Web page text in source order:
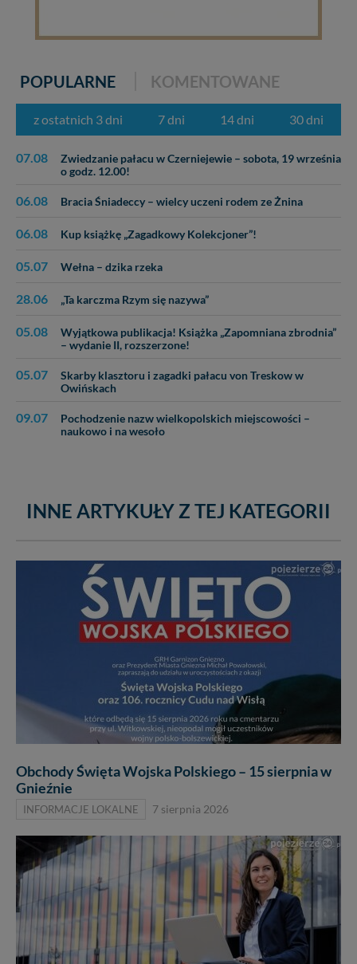
POPULARNE KOMENTOWANE
z ostatnich 3 dni 7 dni 14 dni 30 dni
07.08
Zwiedzanie pałacu w Czerniejewie – sobota, 19 września
o godz. 12.00!
06.08 Bracia Śniadeccy – wielcy uczeni rodem ze Żnina
06.08 Kup książkę „Zagadkowy Kolekcjoner”!
05.07 Wełna – dzika rzeka
28.06 „Ta karczma Rzym się nazywa”
05.08
Wyjątkowa publikacja! Książka „Zapomniana zbrodnia”
– wydanie II, rozszerzone!
05.07
Skarby klasztoru i zagadki pałacu von Treskow w
Owińskach
09.07
Pochodzenie nazw wielkopolskich miejscowości –
naukowo i na wesoło
INNE ARTYKUŁY Z TEJ KATEGORII
Obchody Święta Wojska Polskiego – 15 sierpnia w
Gnieźnie
INFORMACJE LOKALNE 7 sierpnia 2026